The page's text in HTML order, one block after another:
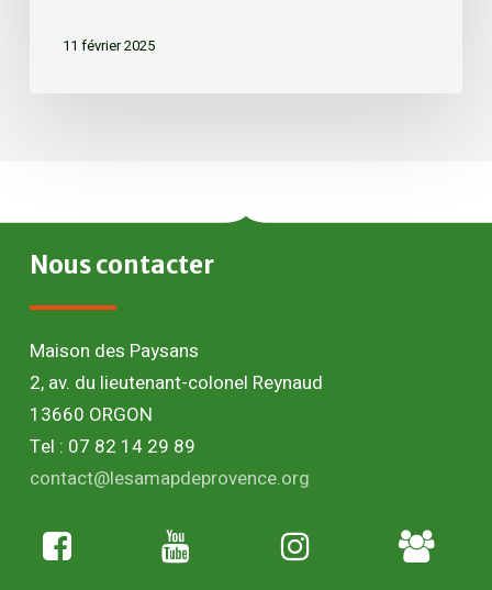
11 février 2025
Nouscontacter
Maison des Paysans
2, av. du lieutenant-colonel Reynaud
13660 ORGON
Tel : 07 82 14 29 89
contact@lesamapdeprovence.org
Adhésion
paysan